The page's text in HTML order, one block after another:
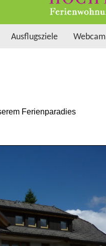
Ausflugsziele Webcam
Ferienparadies